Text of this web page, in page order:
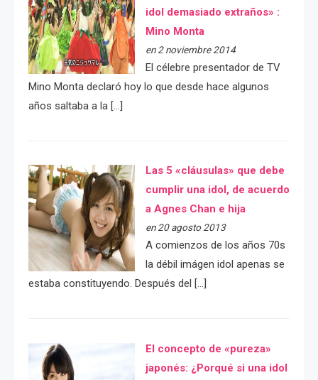
idol demasiado extraños» :
Mino Monta
en 2 noviembre 2014
El célebre presentador de TV
Mino Monta declaró hoy lo que desde hace algunos
años saltaba a la […]
Las 5 «cláusulas» que debe
cumplir una idol, de acuerdo
a Agnes Chan e hija
en 20 agosto 2013
A comienzos de los años 70s
la débil imágen idol apenas se
estaba constituyendo. Después del […]
El concepto de «pureza»
japonés: ¿Porqué si una idol